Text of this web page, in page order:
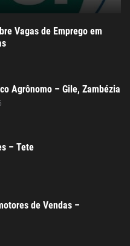
Vagas de Emprego em
Agrônomo – Gile, Zambézia
– Tete
de Vendas –